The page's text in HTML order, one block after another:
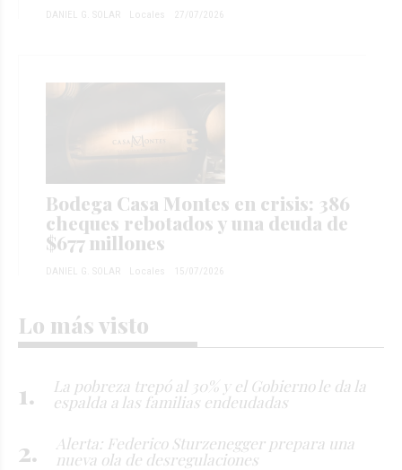
DANIEL G. SOLAR Locales 27/07/2026
Bodega Casa Montes en crisis: 386
cheques rebotados y una deuda de
$677 millones
DANIEL G. SOLAR Locales 15/07/2026
Lo más visto
La pobreza trepó al 30% y el Gobierno le da la
espalda a las familias endeudadas
Alerta: Federico Sturzenegger prepara una
nueva ola de desregulaciones